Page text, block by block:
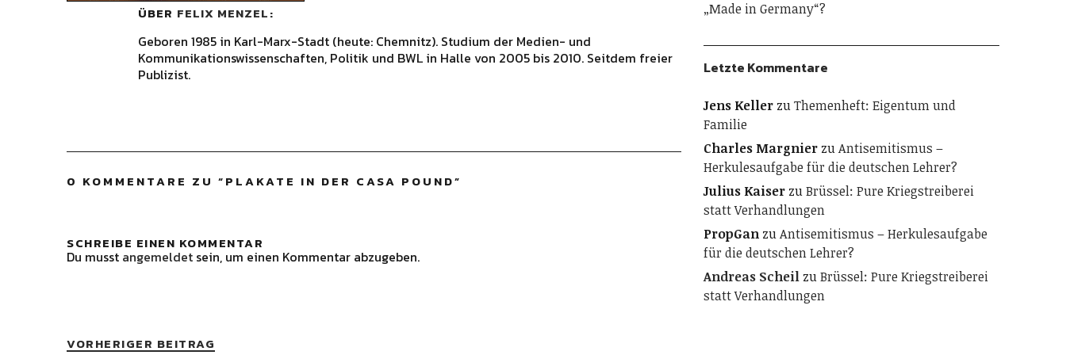
ÜBER FELIX MENZEL
Geboren 1985 in Karl-Marx-Stadt (heute: Chemnitz). Studium der Medien- und
Kommunikationswissenschaften, Politik und BWL in Halle von 2005 bis 2010. Seitdem freier
Publizist.
0 KOMMENTARE ZU “PLAKATE IN DER CASA POUND”
SCHREIBE EINEN KOMMENTAR
Du musst angemeldet sein, um einen Kommentar abzugeben.
VORHERIGER BEITRAG
„Made in Germany“?
Letzte Kommentare
Jens KellerzuThemenheft: Eigentum und
Familie
Charles MargnierzuAntisemitismus –
Herkulesaufgabe für die deutschen Lehrer?
Julius KaiserzuBrüssel: Pure Kriegstreiberei
statt Verhandlungen
PropGanzuAntisemitismus – Herkulesaufgabe
für die deutschen Lehrer?
Andreas ScheilzuBrüssel: Pure Kriegstreiberei
statt Verhandlungen